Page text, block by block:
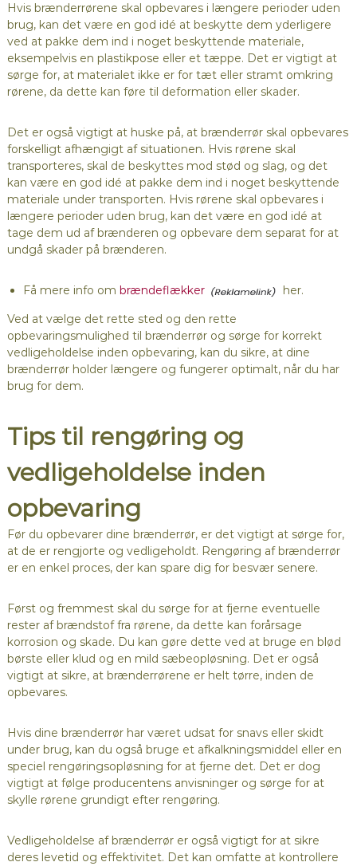
Hvis brænderrørene skal opbevares i længere perioder uden
brug, kan det være en god idé at beskytte dem yderligere
ved at pakke dem ind i noget beskyttende materiale,
eksempelvis en plastikpose eller et tæppe. Det er vigtigt at
sørge for, at materialet ikke er for tæt eller stramt omkring
rørene, da dette kan føre til deformation eller skader.
Det er også vigtigt at huske på, at brænderrør skal opbevares
forskelligt afhængigt af situationen. Hvis rørene skal
transporteres, skal de beskyttes mod stød og slag, og det
kan være en god idé at pakke dem ind i noget beskyttende
materiale under transporten. Hvis rørene skal opbevares i
længere perioder uden brug, kan det være en god idé at
tage dem ud af brænderen og opbevare dem separat for at
undgå skader på brænderen.
Få mere info om brændeflækker
her.
Ved at vælge det rette sted og den rette
opbevaringsmulighed til brænderrør og sørge for korrekt
vedligeholdelse inden opbevaring, kan du sikre, at dine
brænderrør holder længere og fungerer optimalt, når du har
brug for dem.
Tips til rengøring og
vedligeholdelse inden
opbevaring
Før du opbevarer dine brænderrør, er det vigtigt at sørge for,
at de er rengjorte og vedligeholdt. Rengøring af brænderrør
er en enkel proces, der kan spare dig for besvær senere.
Først og fremmest skal du sørge for at fjerne eventuelle
rester af brændstof fra rørene, da dette kan forårsage
korrosion og skade. Du kan gøre dette ved at bruge en blød
børste eller klud og en mild sæbeopløsning. Det er også
vigtigt at sikre, at brænderrørene er helt tørre, inden de
opbevares.
Hvis dine brænderrør har været udsat for snavs eller skidt
under brug, kan du også bruge et afkalkningsmiddel eller en
speciel rengøringsopløsning for at fjerne det. Det er dog
vigtigt at følge producentens anvisninger og sørge for at
skylle rørene grundigt efter rengøring.
Vedligeholdelse af brænderrør er også vigtigt for at sikre
deres levetid og effektivitet. Det kan omfatte at kontrollere